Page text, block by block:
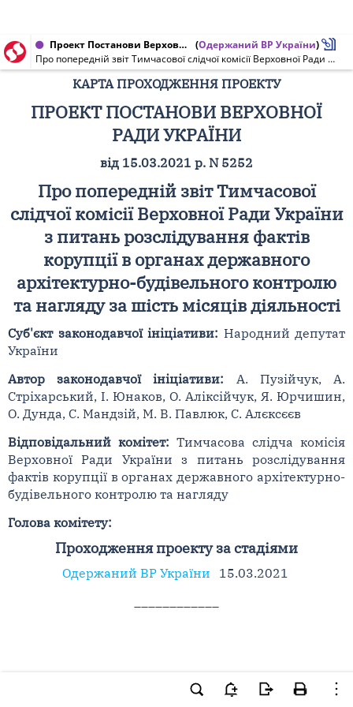
Проект Постанови Верховної Ради України, Карта проходження проекту від 15.03.2021 № 5252 (Одержаний ВР України)
Про попередній звіт Тимчасової слідчої комісії Верховної Ради України з питань розслідування фактів корупції в органах державного архітектурно-будівельного контролю та нагляду за шість місяців діяльності